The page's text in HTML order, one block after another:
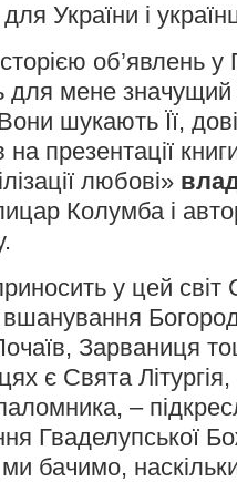
України і
об’явлень у
для мене значущий
шукають Її,
презентації
любові»
Колумба і
у цей світ
Зарваниця
є Свята
–
Гваделупської
ми бачимо,